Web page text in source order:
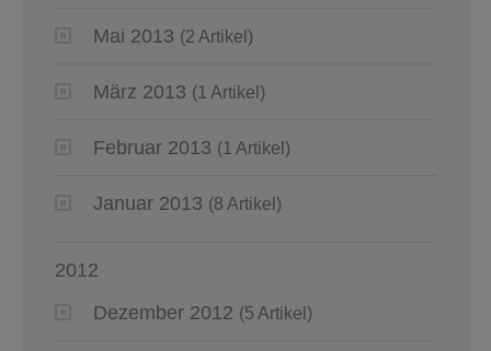
Mai 2013 (2 Artikel)
März 2013 (1 Artikel)
Februar 2013 (1 Artikel)
Januar 2013 (8 Artikel)
2012
Dezember 2012 (5 Artikel)